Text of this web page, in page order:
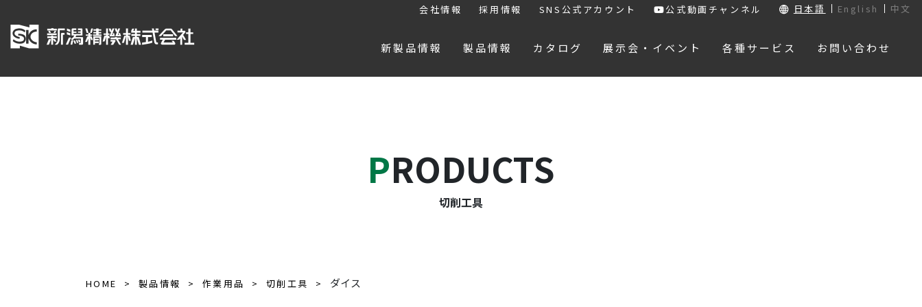
会社情報 採用情報 SNS公式アカウント 公式動画チャンネル 日本語 English 中文
新製品情報 製品情報 カタログ 展示会・イベント 各種サービス お問い合わせ
PRODUCTS
切削工具
HOME 製品情報 作業用品 切削工具 ダイス